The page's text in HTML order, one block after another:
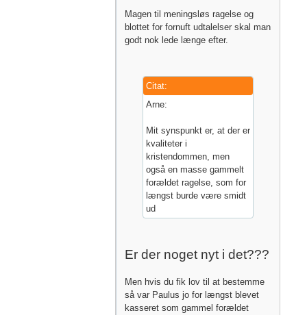
Magen til meningsløs ragelse og
blottet for fornuft udtalelser skal man
godt nok lede længe efter.
Citat:
Arne:
Mit synspunkt er, at der er
kvaliteter i
kristendommen, men
også en masse gammelt
forældet ragelse, som for
længst burde være smidt
ud
Er der noget nyt i det???
Men hvis du fik lov til at bestemme
så var Paulus jo for længst blevet
kasseret som gammel forældet